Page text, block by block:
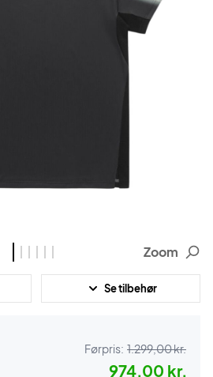
Zoom
Se tilbehør
Førpris: 1.299,00 kr.
974,00 kr.